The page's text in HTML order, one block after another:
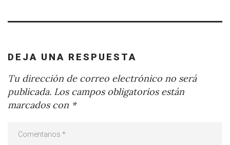
DEJA UNA RESPUESTA
Tu dirección de correo electrónico no será
publicada. Los campos obligatorios están
marcados con *